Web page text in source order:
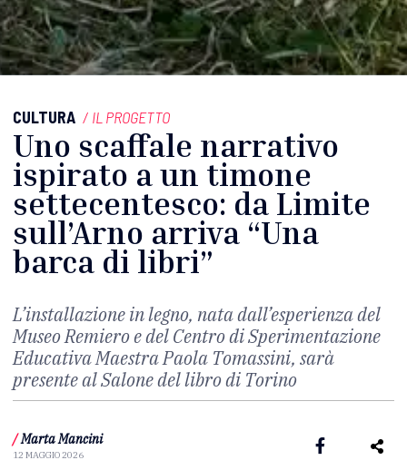
CULTURA / IL PROGETTO
Uno scaffale narrativo
ispirato a un timone
settecentesco: da Limite
sull’Arno arriva “Una
barca di libri”
L’installazione in legno, nata dall’esperienza del
Museo Remiero e del Centro di Sperimentazione
Educativa Maestra Paola Tomassini, sarà
presente al Salone del libro di Torino
/ Marta Mancini
12 MAGGIO 2026